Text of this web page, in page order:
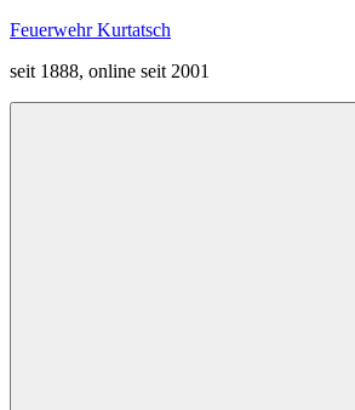
Zum
springen
Feuerwehr Kurtatsch
seit 1888, online seit 2001